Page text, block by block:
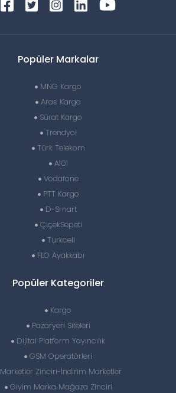
Popüler Markalar
MNG Kargo
Aras Kargo
Sürat Kargo
Trendyol
Türk Telekom
A101
Vodafone
PTT Kargo
D-Smart
ÇiçekSepeti
Turkcell
FLO Ayakkabı
Popüler Kategoriler
Kargo
Pazaryeri Siteleri
Dijital Platform Yayıncılık
GSM Operatörleri
Marketler Zinciri-İndirim Marketler
Giyim Marka Mağaza Zinciri